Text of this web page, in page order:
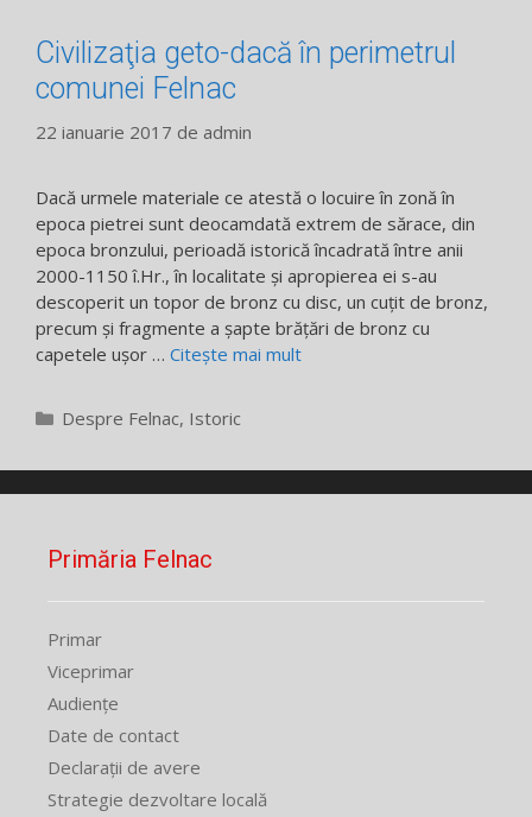
Civilizaţia geto-dacă în perimetrul
comunei Felnac
22 ianuarie 2017 de admin
Dacă urmele materiale ce atestă o locuire în zonă în
epoca pietrei sunt deocamdată extrem de sărace, din
epoca bronzului, perioadă istorică încadrată între anii
2000-1150 î.Hr., în localitate şi apropierea ei s-au
descoperit un topor de bronz cu disc, un cuţit de bronz,
precum şi fragmente a şapte brăţări de bronz cu
capetele uşor … Citește mai mult
Categorii
Despre Felnac, Istoric
Primăria Felnac
Primar
Viceprimar
Audiențe
Date de contact
Declarații de avere
Strategie dezvoltare locală